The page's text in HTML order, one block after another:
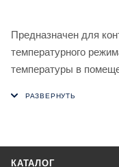
Предназначен для
температурного
температуры в
КАТАЛОГ